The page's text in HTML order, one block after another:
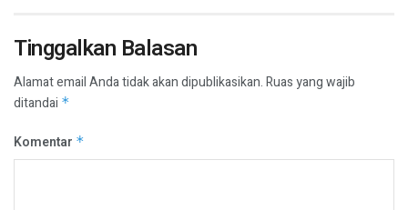
Tinggalkan Balasan
Alamat email Anda tidak akan dipublikasikan.Ruas yang wajib
ditandai *
Komentar *